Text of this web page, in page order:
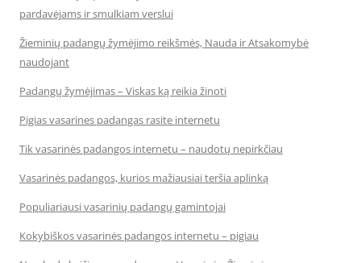
pardavėjams ir smulkiam verslui
Žieminių padangų žymėjimo reikšmės, Nauda ir Atsakomybė
naudojant
Padangų žymėjimas – Viskas ką reikia žinoti
Pigias vasarines padangas rasite internetu
Tik vasarinės padangos internetu – naudotų nepirkčiau
Vasarinės padangos, kurios mažiausiai teršia aplinką
Populiariausi vasarinių padangų gamintojai
Kokybiškos vasarinės padangos internetu – pigiau